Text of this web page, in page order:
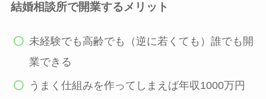
結婚相談所で開業するメリット
未経験でも高齢でも（逆に若くても）誰でも開
業できる
うまく仕組みを作ってしまえば年収1000万円